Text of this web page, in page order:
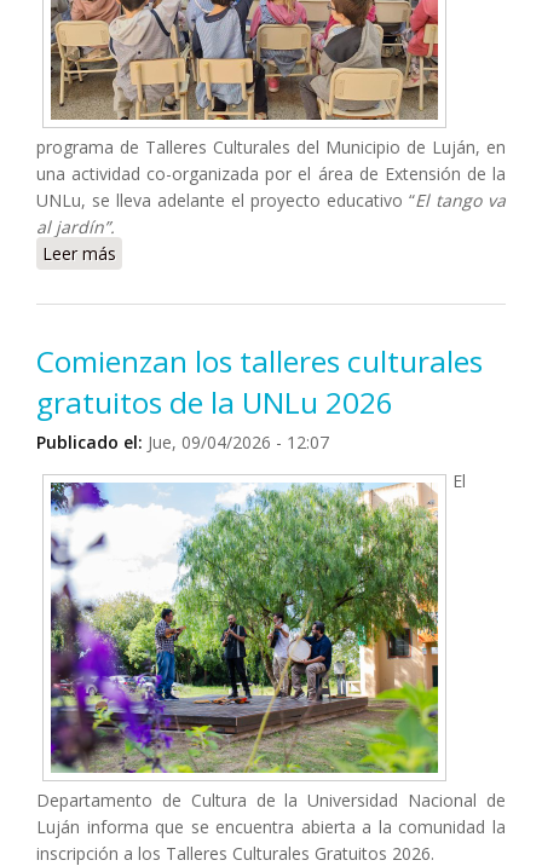
programa de Talleres Culturales del Municipio de Luján, en
una actividad co-organizada por el área de Extensión de la
UNLu, se lleva adelante el proyecto educativo “El tango va
al jardín”.
Leer más
Comienzan los talleres culturales
gratuitos de la UNLu 2026
Publicado el: Jue, 09/04/2026 - 12:07
El
Departamento de Cultura de la Universidad Nacional de
Luján informa que se encuentra abierta a la comunidad la
inscripción a los Talleres Culturales Gratuitos 2026.